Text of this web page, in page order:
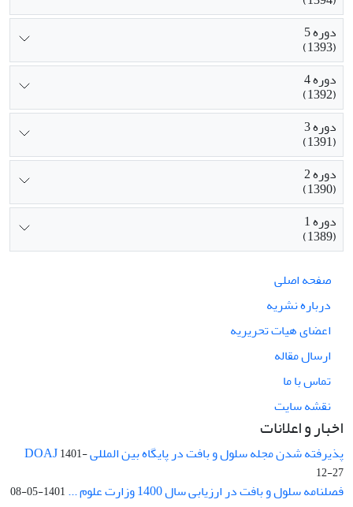
دوره 5
(1393)
دوره 4
(1392)
دوره 3
(1391)
دوره 2
(1390)
دوره 1
(1389)
صفحه اصلی
درباره نشریه
اعضای هیات تحریریه
ارسال مقاله
تماس با ما
نقشه سایت
اخبار و اعلانات
پذیرفته شدن مجله سلول و بافت در پایگاه بین المللی DOAJ1401-
12-27
فصلنامه سلول و بافت در ارزیابی سال 1400 وزارت علوم ... 1401-05-08